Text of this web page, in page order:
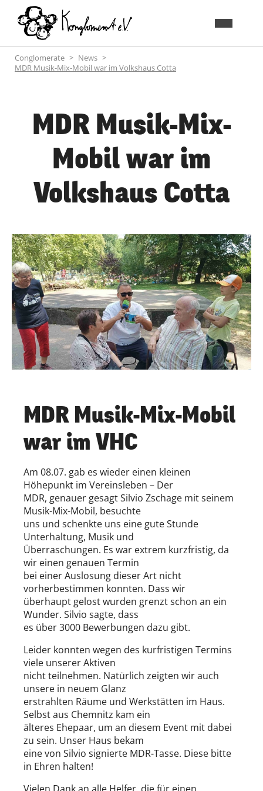
Conglomerate
News
MDR Musik-Mix-Mobil war im Volkshaus Cotta
MDR Musik-Mix-
Mobil war im
Volkshaus Cotta
MDR Musik-Mix-Mobil
war im VHC
Am 08.07. gab es wieder einen kleinen
Höhepunkt im Vereinsleben – Der
MDR, genauer gesagt Silvio Zschage mit seinem
Musik-Mix-Mobil, besuchte
uns und schenkte uns eine gute Stunde
Unterhaltung, Musik und
Überraschungen. Es war extrem kurzfristig, da
wir einen genauen Termin
bei einer Auslosung dieser Art nicht
vorherbestimmen konnten. Dass wir
überhaupt gelost wurden grenzt schon an ein
Wunder. Silvio sagte, dass
es über 3000 Bewerbungen dazu gibt.
Leider konnten wegen des kurfristigen Termins
viele unserer Aktiven
nicht teilnehmen. Natürlich zeigten wir auch
unsere in neuem Glanz
erstrahlten Räume und Werkstätten im Haus.
Selbst aus Chemnitz kam ein
älteres Ehepaar, um an diesem Event mit dabei
zu sein. Unser Haus bekam
eine von Silvio signierte MDR-Tasse. Diese bitte
in Ehren halten!